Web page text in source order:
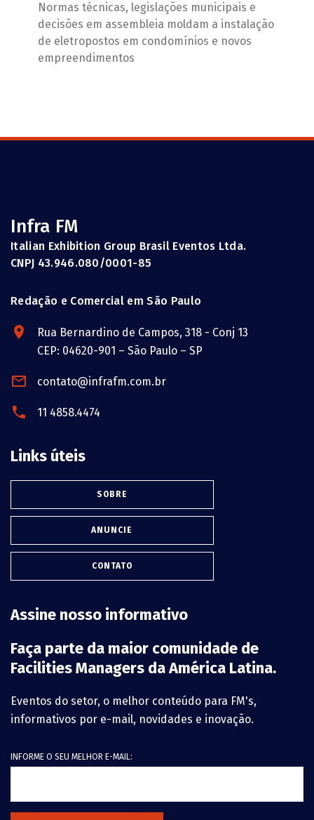
Normas técnicas, legislações municipais e
decisões em assembleia moldam a instalação
de eletropostos em condomínios e novos
empreendimentos
Infra FM
Italian Exhibition Group Brasil Eventos Ltda.
CNPJ 43.946.080/0001-85
Redação e Comercial em São Paulo
Rua Bernardino de Campos, 318 - Conj 13
CEP: 04620-901 – São Paulo – SP
contato@infrafm.com.br
11 4858.4474
Links úteis
SOBRE
ANUNCIE
CONTATO
Assine nosso informativo
Faça parte da maior comunidade de
Facilities Managers da América Latina.
Eventos do setor, o melhor conteúdo para FM's,
informativos por e-mail, novidades e inovação.
INFORME O SEU MELHOR E-MAIL: